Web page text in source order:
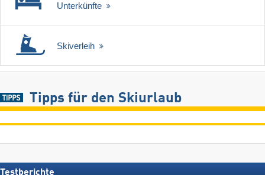
Unterkünfte
Skiverleih
Tipps für den Skiurlaub
Testberichte